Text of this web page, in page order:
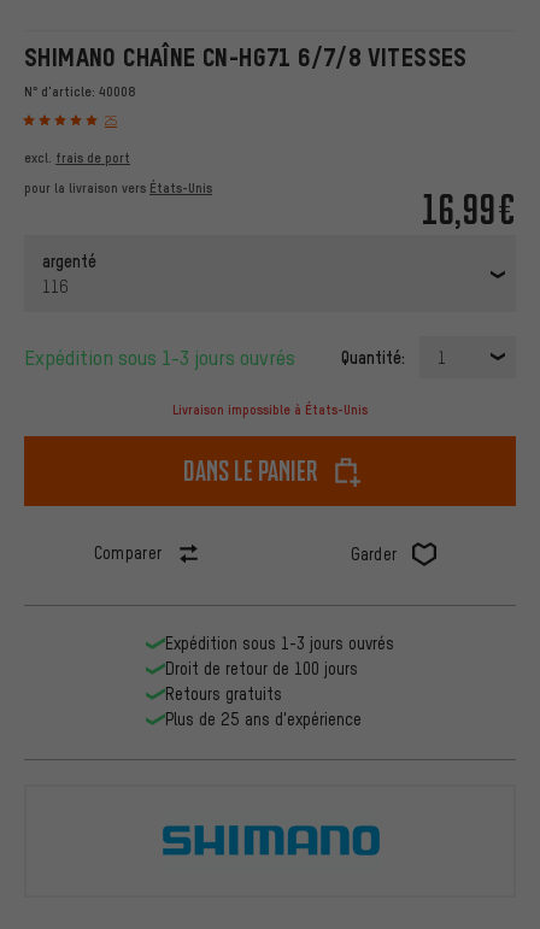
SHIMANO CHAÎNE CN-HG71 6/7/8 VITESSES
N° d'article: 40008
25
16,99€
excl. frais de port
pour la livraison vers États-Unis
argenté
116
Expédition sous 1-3 jours ouvrés Quantité: 1
Livraison impossible à États-Unis
dans le panier
Comparer Garder
Expédition sous 1-3 jours ouvrés
Droit de retour de 100 jours
Retours gratuits
Plus de 25 ans d'expérience
Shimano